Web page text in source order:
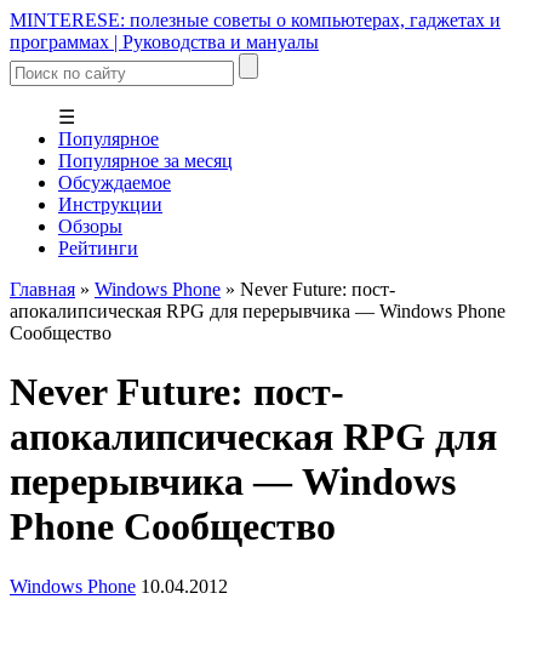
MINTERESE: полезные советы о компьютерах, гаджетах и
программах | Руководства и мануалы
☰
Популярное
Популярное за месяц
Обсуждаемое
Инструкции
Обзоры
Рейтинги
Главная » Windows Phone » Never Future: пост-
апокалипсическая RPG для перерывчика — Windows Phone
Cообщество
Never Future: пост-
апокалипсическая RPG для
перерывчика — Windows
Phone Cообщество
Windows Phone 10.04.2012